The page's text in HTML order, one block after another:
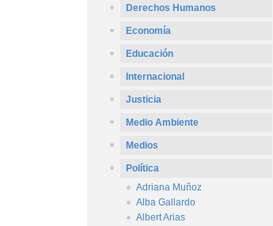
Derechos Humanos
Economía
Educación
Internacional
Justicia
Medio Ambiente
Medios
Política
Adriana Muñoz
Alba Gallardo
Albert Arias